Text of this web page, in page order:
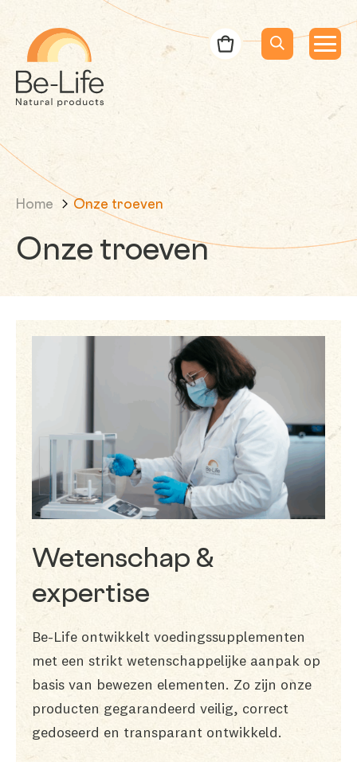
Menu
Menu
Zoekopdracht
Bestelbon
Home Onze troeven
Onze troeven
Wetenschap &
expertise
Be-Life ontwikkelt voedingssupplementen
met een strikt wetenschappelijke aanpak op
basis van bewezen elementen. Zo zijn onze
producten gegarandeerd veilig, correct
gedoseerd en transparant ontwikkeld.